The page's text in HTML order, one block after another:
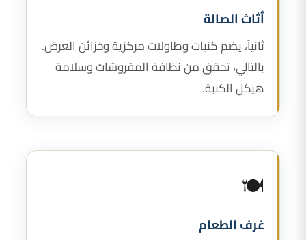
أثاث الصالة
ثانياً، يضم كنبات وطاولات مركزية وخزائن العرض.
بالتالي، تحقق من نظافة المفروشات وسلامة
هيكل الكنبة.
🍽️
غرف الطعام